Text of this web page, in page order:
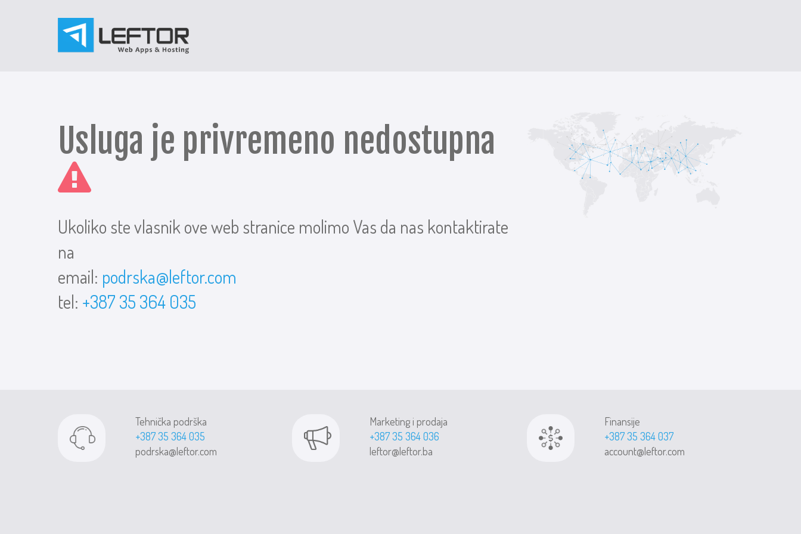
Usluga je privremeno nedostupna
Ukoliko ste vlasnik ove web stranice molimo Vas da nas kontaktirate
na
email: podrska@leftor.com
tel: +387 35 364 035
Tehnička podrška
+387 35 364 035
podrska@leftor.com
Marketing i prodaja
+387 35 364 036
leftor@leftor.ba
Finansije
+387 35 364 037
account@leftor.com